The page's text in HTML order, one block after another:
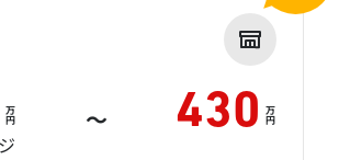
万
円 ～ 430 万
円